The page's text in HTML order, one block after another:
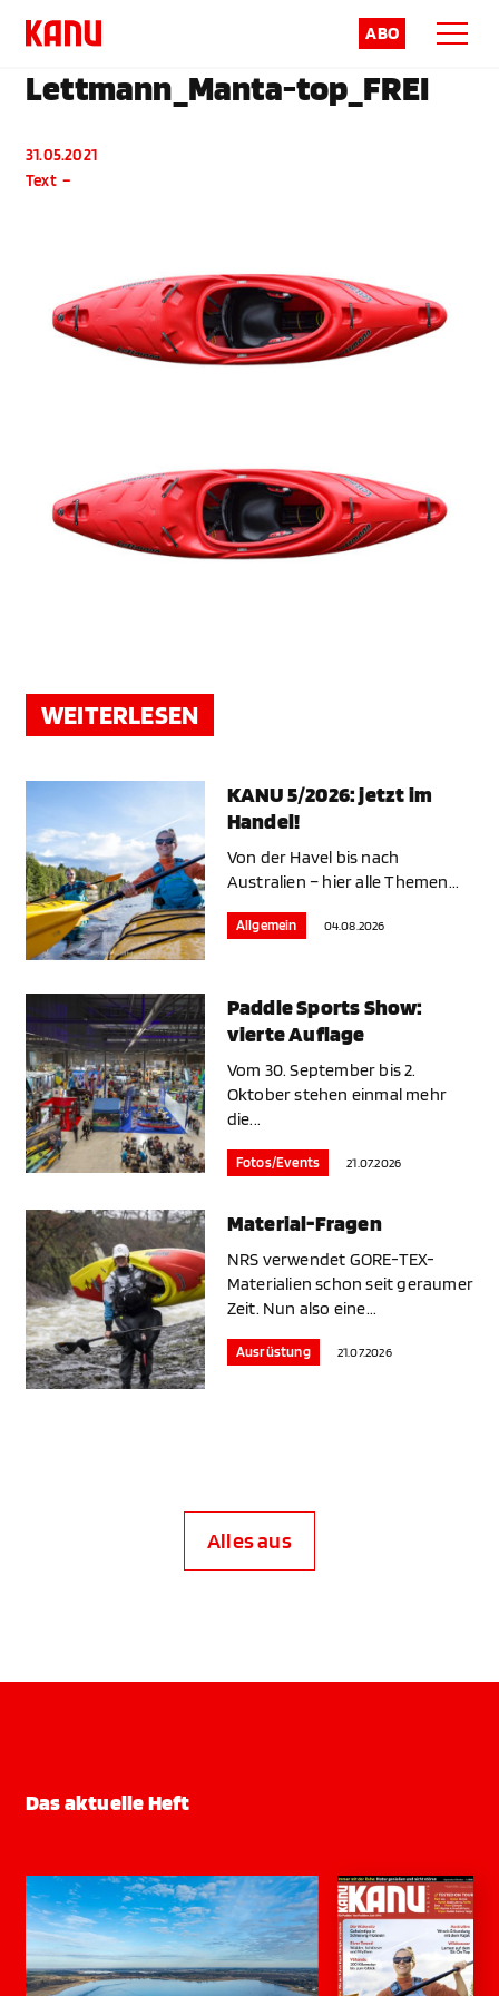
ABO
Lettmann_Manta-top_FREI
31.05.2021
Text –
WEITERLESEN
KANU 5/2026: jetzt im
Handel!
Von der Havel bis nach
Australien – hier alle Themen...
Allgemein 04.08.2026
Paddle Sports Show:
vierte Auflage
Vom 30. September bis 2.
Oktober stehen einmal mehr
die...
Fotos/Events 21.07.2026
Material-Fragen
NRS verwendet GORE-TEX-
Materialien schon seit geraumer
Zeit. Nun also eine...
Ausrüstung 21.07.2026
Alles aus
Das aktuelle Heft